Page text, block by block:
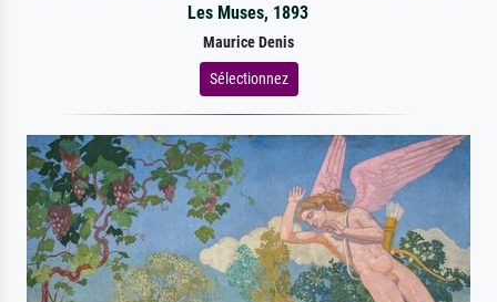
Les Muses, 1893
Maurice Denis
Sélectionnez